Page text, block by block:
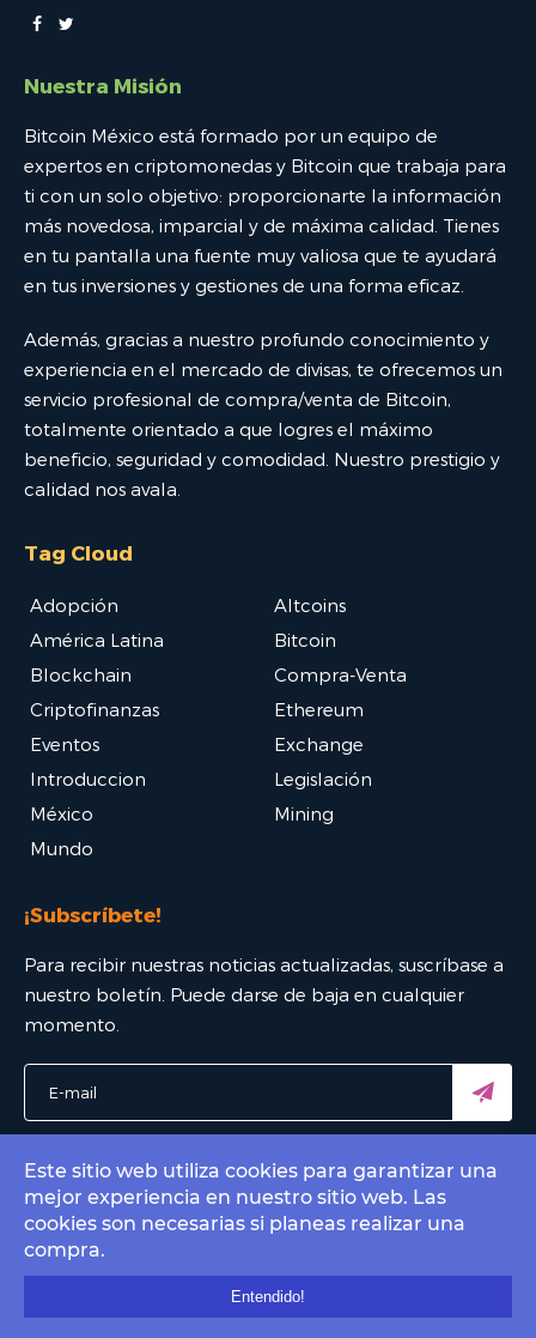
Nuestra Misión
Bitcoin México está formado por un equipo de
expertos en criptomonedas y Bitcoin que trabaja para
ti con un solo objetivo: proporcionarte la información
más novedosa, imparcial y de máxima calidad. Tienes
en tu pantalla una fuente muy valiosa que te ayudará
en tus inversiones y gestiones de una forma eficaz.
Además, gracias a nuestro profundo conocimiento y
experiencia en el mercado de divisas, te ofrecemos un
servicio profesional de compra/venta de Bitcoin,
totalmente orientado a que logres el máximo
beneficio, seguridad y comodidad. Nuestro prestigio y
calidad nos avala.
Tag Cloud
Adopción
Altcoins
América Latina
Bitcoin
Blockchain
Compra-Venta
Criptofinanzas
Ethereum
Eventos
Exchange
Introduccion
Legislación
México
Mining
Mundo
¡Subscríbete!
Para recibir nuestras noticias actualizadas, suscríbase a
nuestro boletín. Puede darse de baja en cualquier
momento.
© 2022 Bitcoin Mexico - El mejor portal Bitcoin. All rights
Contact by emailinfo@bitcoin.com.mx.
Este sitio web utiliza cookies para garantizar una
mejor experiencia en nuestro sitio web. Las
cookies son necesarias si planeas realizar una
compra.
Entendido!